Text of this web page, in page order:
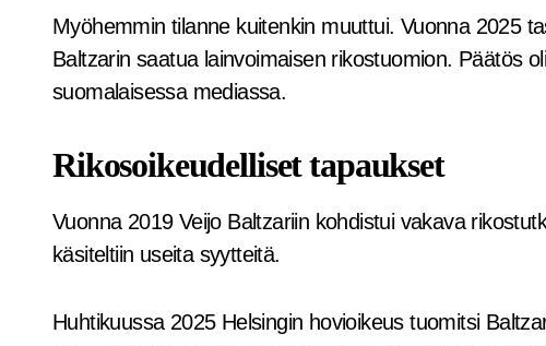
Myöhemmin tilanne kuitenkin muuttui. Vuonna 2025
Baltzarin saatua lainvoimaisen rikostuomion. Päätös
suomalaisessa mediassa.
Rikosoikeudelliset tapaukset
Vuonna 2019 Veijo Baltzariin kohdistui vakava
käsiteltiin useita syytteitä.
Huhtikuussa 2025 Helsingin hovioikeus tuomitsi